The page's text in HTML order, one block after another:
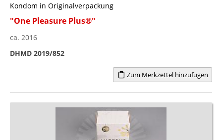
Kondom in Originalverpackung
"One Pleasure Plus®"
ca. 2016
DHMD 2019/852
Zum Merkzettel hinzufügen